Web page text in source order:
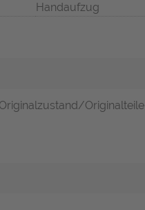
Handaufzug
Originalteile